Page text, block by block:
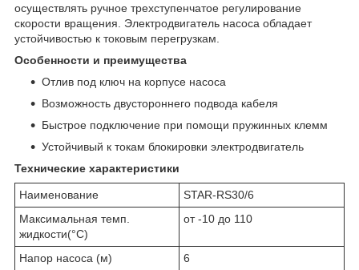
осуществлять ручное трехступенчатое регулирование
скорости вращения. Электродвигатель насоса обладает
устойчивостью к токовым перегрузкам.
Особенности и преимущества
Отлив под ключ на корпусе насоса
Возможность двустороннего подвода кабеля
Быстрое подключение при помощи пружинных клемм
Устойчивый к токам блокировки электродвигатель
Технические характеристики
Наименование
STAR-RS30/6
Максимальная темп.
жидкости(°С)
от -10 до 110
Напор насоса (м)
6